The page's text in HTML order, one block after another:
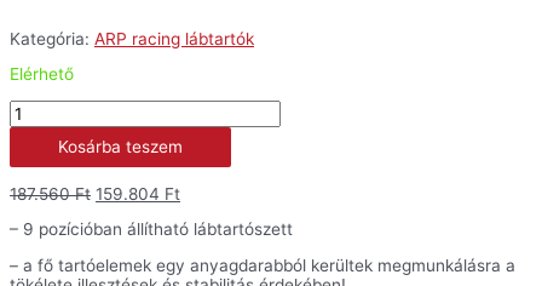
Kategória: ARP racing lábtartók
Elérhető
ARP
racing
lábtartó
szett
ZX-
6R
(03-
mennyiség
Kosárba teszem
187.560Ft Original
was:
159.804 FtCurrent
is:
– 9 pozícióban állítható lábtartószett
– a fő tartóelemek egy anyagdarabból kerültek megmunkálásra a